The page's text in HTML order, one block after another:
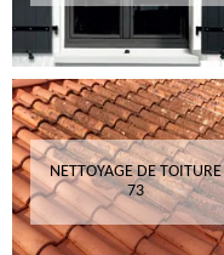
NETTOYAGE DE TOITURE
73